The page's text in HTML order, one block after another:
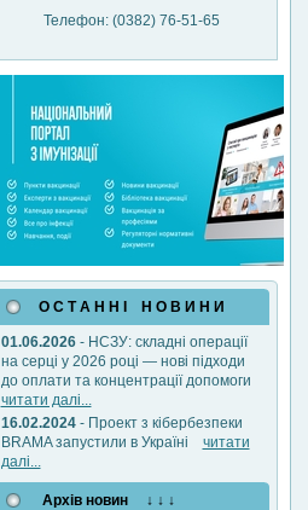
Телефон: (0382) 76-51-65
О С Т А Н Н І Н О В И Н И
01.06.2026- НСЗУ: складні операції
на серці у 2026 році — нові підходи
до оплати та концентрації допомоги
читати далі...
16.02.2024- Проект з кібербезпеки
BRAMA запустили в Україні читати
далі...
Архів новин ↓ ↓ ↓